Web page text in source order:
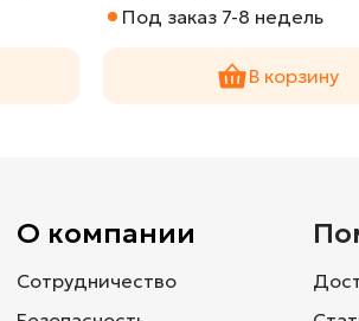
Под заказ 7-8 недель
В корзину
О компании
Сотрудничество